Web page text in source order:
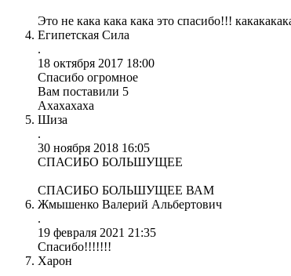
Это не кака кака кака это спасибо!!!
Египетская Сила
.
18 октября 2017 18:00
Спасибо огромное
Вам поставили 5
Ахахахаха
Шиза
.
30 ноября 2018 16:05
СПАСИБО БОЛЬШУЩЕЕ
СПАСИБО БОЛЬШУЩЕЕ ВАМ
Жмышенко Валерий Альбертович
.
19 февраля 2021 21:35
Спасибо!!!!!!!
Харон